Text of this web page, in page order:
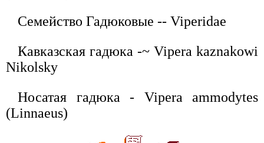
Семейство Гадюковые -- Viperidae
Кавказская гадюка -~ Vipera kaznakowi
Nikolsky
Носатая гадюка - Vipera ammodytes
(Linnaeus)